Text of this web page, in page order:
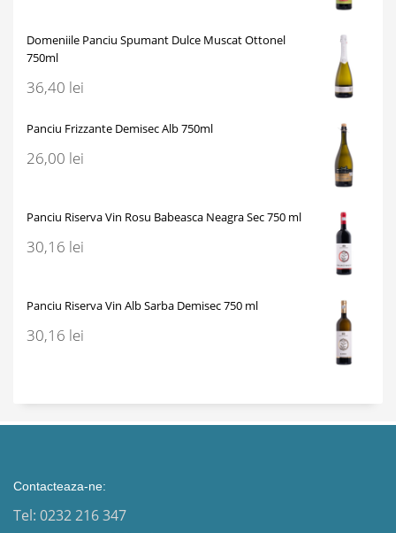
Domeniile Panciu Spumant Dulce Muscat Ottonel
750ml
36,40 lei
Panciu Frizzante Demisec Alb 750ml
26,00 lei
Panciu Riserva Vin Rosu Babeasca Neagra Sec 750 ml
30,16 lei
Panciu Riserva Vin Alb Sarba Demisec 750 ml
30,16 lei
Contacteaza-ne:
Tel: 0232 216 347